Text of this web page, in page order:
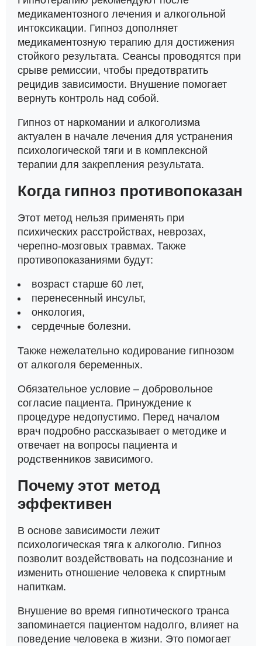
медикаментозного лечения и алкогольной
интоксикации. Гипноз дополняет
медикаментозную терапию для достижения
стойкого результата. Сеансы проводятся при
срыве ремиссии, чтобы предотвратить
рецидив зависимости. Внушение помогает
вернуть контроль над собой.
Гипноз от наркомании и алкоголизма
актуален в начале лечения для устранения
психологической тяги и в комплексной
терапии для закрепления результата.
Когда гипноз противопоказан
Этот метод нельзя применять при
психических расстройствах, неврозах,
черепно-мозговых травмах. Также
противопоказаниями будут:
возраст старше 60 лет,
перенесенный инсульт,
онкология,
сердечные болезни.
Также нежелательно кодирование гипнозом
от алкоголя беременных.
Обязательное условие – добровольное
согласие пациента. Принуждение к
процедуре недопустимо. Перед началом
врач подробно рассказывает о методике и
отвечает на вопросы пациента и
родственников зависимого.
Почему этот метод
эффективен
В основе зависимости лежит
психологическая тяга к алкоголю. Гипноз
позволит воздействовать на подсознание и
изменить отношение человека к спиртным
напиткам.
Внушение во время гипнотического транса
запоминается пациентом надолго, влияет на
поведение человека в жизни. Это помогает